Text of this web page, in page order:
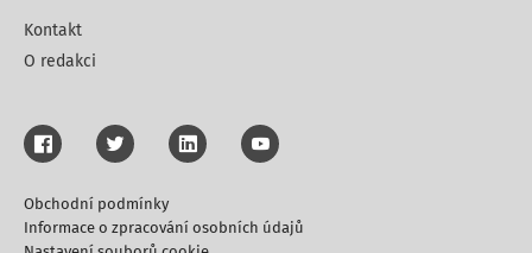
Kontakt
O redakci
Obchodní podmínky
Informace o zpracování osobních údajů